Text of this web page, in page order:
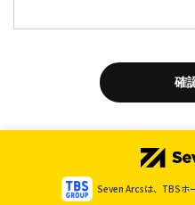
確
Seven Arcsは、TBSホ